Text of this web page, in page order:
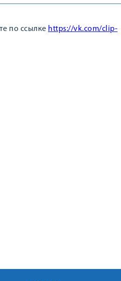
по ссылке https://vk.com/clip-